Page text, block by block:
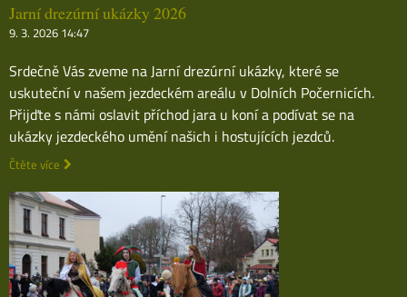
Jarní drezúrní ukázky 2026
9. 3. 2026 14:47
Srdečně Vás zveme na Jarní drezúrní ukázky, které se
uskuteční v našem jezdeckém areálu v Dolních Počernicích.
Přijďte s námi oslavit příchod jara u koní a podívat se na
ukázky jezdeckého umění našich i hostujících jezdců.
Čtěte více